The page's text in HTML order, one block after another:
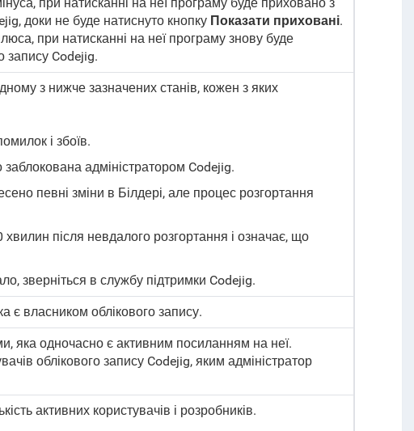
доки не буде натиснуто кнопку Показати приховані.
при натисканні на неї програму знову буде
запису Codejig.
з нижче зазначених станів, кожен з яких
і збоїв.
адміністратором Codejig.
певні зміни в Білдері, але процес розгортання
після невдалого розгортання і означає, що
зверніться в службу підтримки Codejig.
є власником облікового запису.
яка одночасно є активним посиланням на неї.
облікового запису Codejig, яким адміністратор
активних користувачів і розробників.